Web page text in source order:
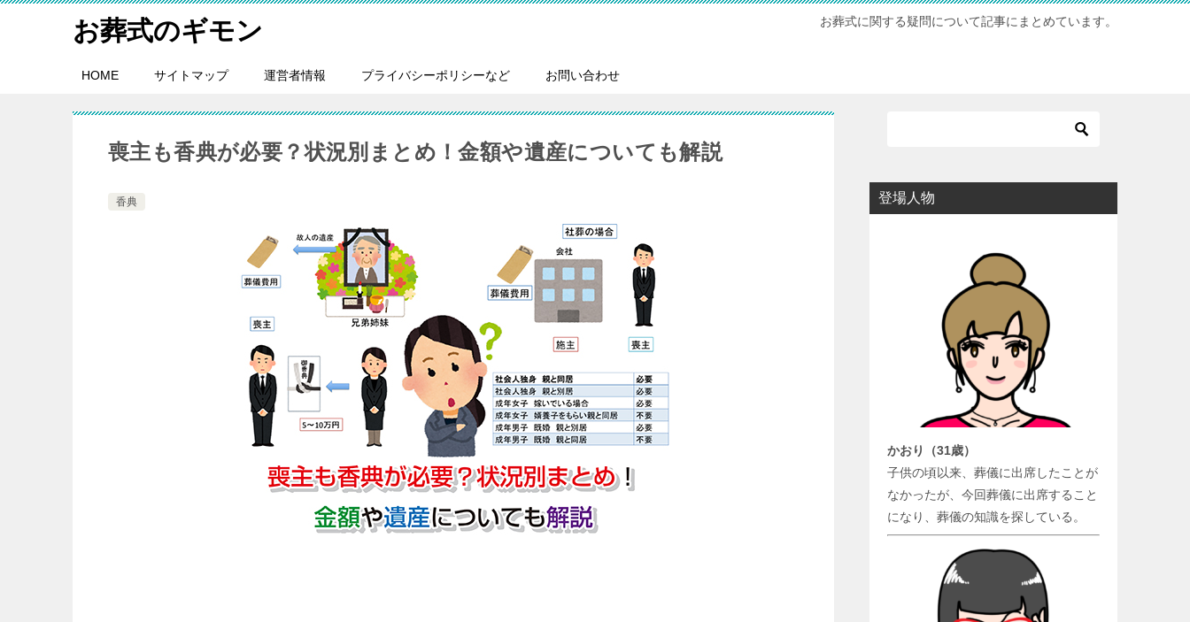
お葬式のギモン お葬式に関する疑問について記事にまとめています。
HOME サイトマップ 運営者情報 プライバシーポリシーなど お問い合わせ
喪主も香典が必要？状況別まとめ！金額や遺産についても解説
香典 登場人物
かおり（31歳）
子供の頃以来、葬儀に出席したことが
なかったが、今回葬儀に出席すること
になり、葬儀の知識を探している。